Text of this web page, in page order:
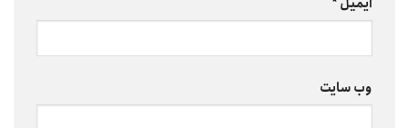
وب‌ سایت